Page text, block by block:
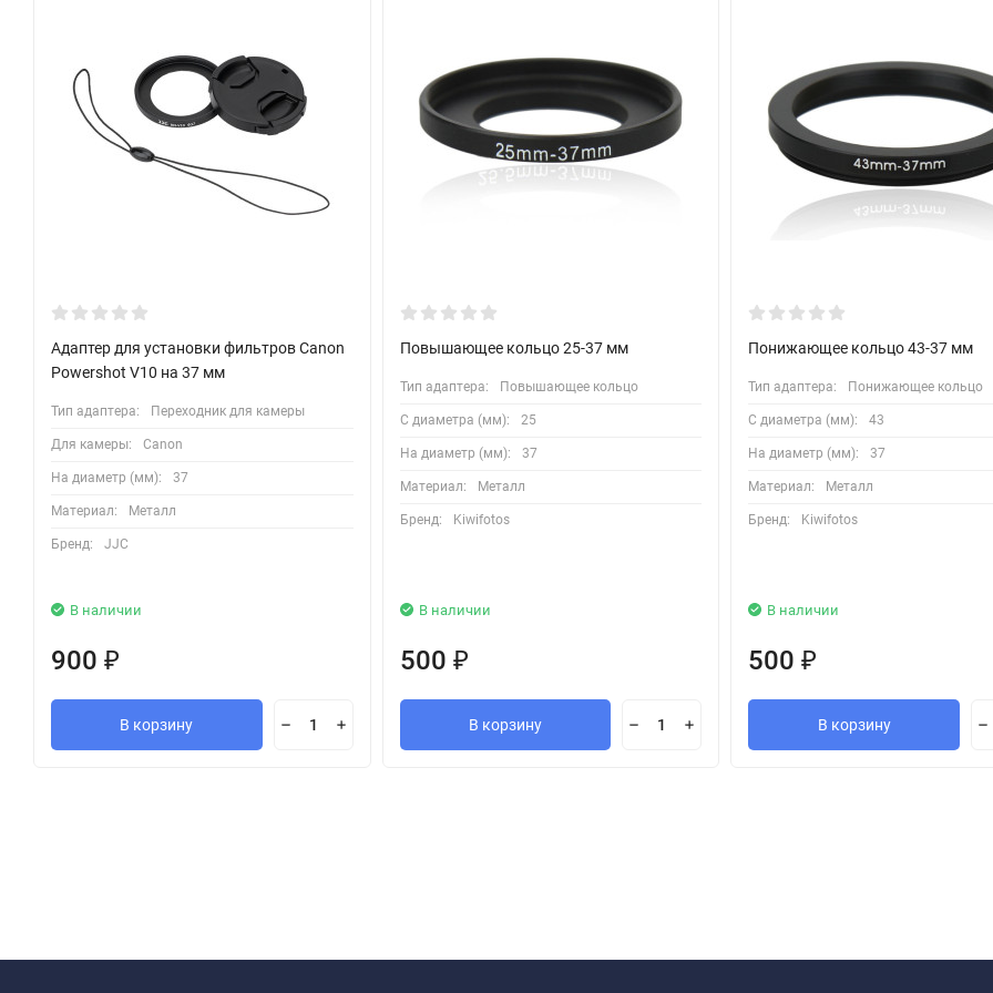
Адаптер для установки фильтров Canon
Powershot V10 на 37 мм
Тип адаптера: Переходник для камеры
Для камеры: Canon
На диаметр (мм): 37
Материал: Металл
Бренд: JJC
В наличии
900 ₽
В корзину
Повышающее кольцо 25-37 мм
Тип адаптера: Повышающее кольцо
С диаметра (мм): 25
На диаметр (мм): 37
Материал: Металл
Бренд: Kiwifotos
В наличии
500 ₽
В корзину
Понижающее кольцо 43-37 мм
Тип адаптера: Понижающее кольцо
С диаметра (мм): 43
На диаметр (мм): 37
Материал: Металл
Бренд: Kiwifotos
В наличии
500₽
В корзину